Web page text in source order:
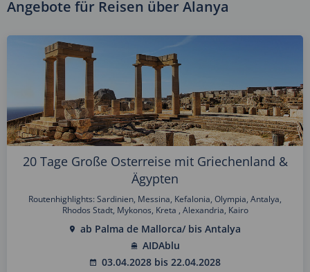
Angebote für Reisen über Alanya
20 Tage Große Osterreise mit Griechenland &
Ägypten
Routenhighlights: Sardinien, Messina, Kefalonia, Olympia, Antalya,
Rhodos Stadt, Mykonos, Kreta , Alexandria, Kairo
ab Palma de Mallorca/ bis Antalya
AIDAblu
03.04.2028 bis 22.04.2028